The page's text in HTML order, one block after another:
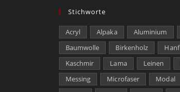
Stichworte
Acryl Alpaka Aluminium
Baumwolle
Birkenholz Hanf
Kaschmir
Lama Leinen
Messing
Microfaser Modal